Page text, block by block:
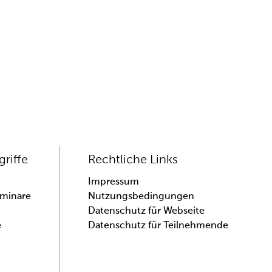
Rechtliche Links
Impressum
Nutzungsbedingungen
Datenschutz für Webseite
Datenschutz für Teilnehmende